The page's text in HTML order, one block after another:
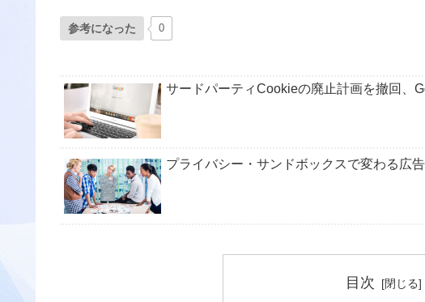
参考になった 0
サードパーティCookieの廃止計画を撤回、
プライバシー・サンドボックスで変わる広
目次